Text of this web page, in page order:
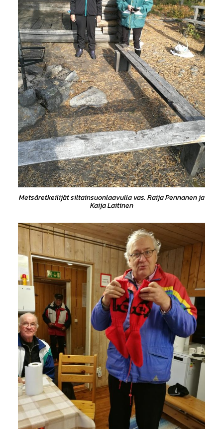
Metsäretkeilijät siltainsuonlaavulla vas. Raija Pennanen ja
Kaija Laitinen